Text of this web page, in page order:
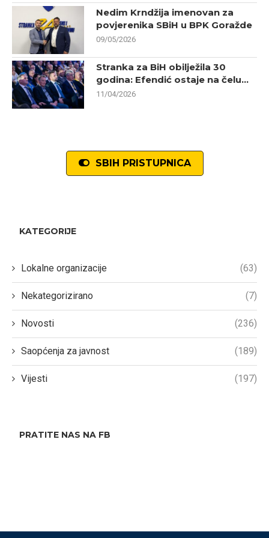
Nedim Krndžija imenovan za
povjerenika SBiH u BPK Goražde
09/05/2026
Stranka za BiH obilježila 30
godina: Efendić ostaje na čelu...
11/04/2026
SBIH PRISTUPNICA
KATEGORIJE
Lokalne organizacije (63)
Nekategorizirano (7)
Novosti (236)
Saopćenja za javnost (189)
Vijesti (197)
PRATITE NAS NA FB